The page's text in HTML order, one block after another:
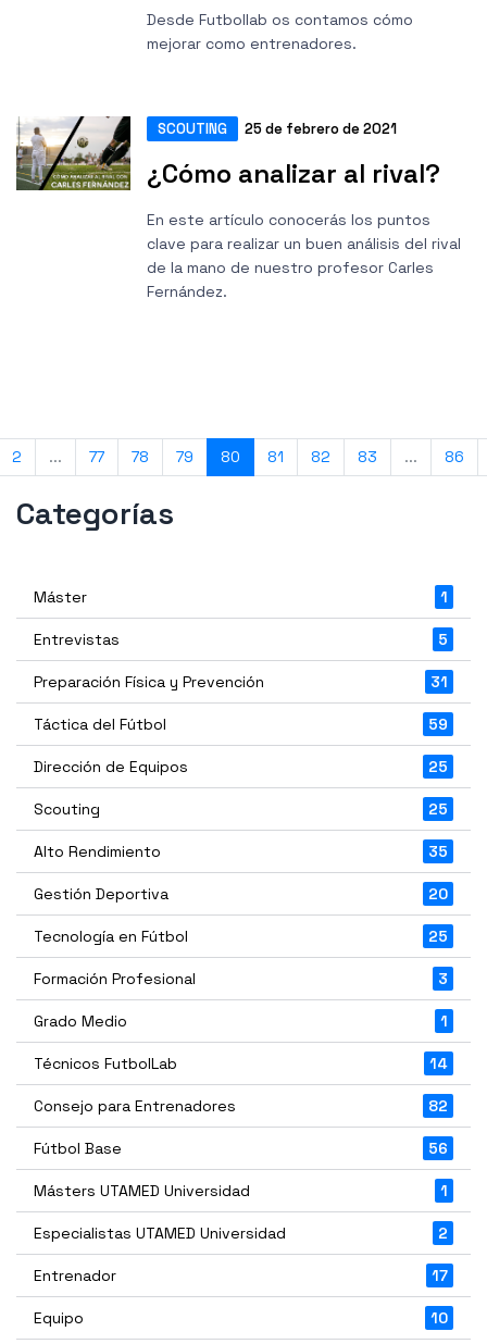
Desde Futbollab os contamos cómo
mejorar como entrenadores.
SCOUTING 25 de febrero de 2021
¿Cómo analizar al rival?
En este artículo conocerás los puntos
clave para realizar un buen análisis del rival
de la mano de nuestro profesor Carles
Fernández.
2 ... 77 78 79 80 81 82 83 ... 86
Categorías
Máster 1
Entrevistas 5
Preparación Física y Prevención 31
Táctica del Fútbol 59
Dirección de Equipos 25
Scouting 25
Alto Rendimiento 35
Gestión Deportiva 20
Tecnología en Fútbol 25
Formación Profesional 3
Grado Medio 1
Técnicos FutbolLab 14
Consejo para Entrenadores 82
Fútbol Base 56
Másters UTAMED Universidad 1
Especialistas UTAMED Universidad 2
Entrenador 17
Equipo 10